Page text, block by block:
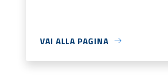
VAI ALLA PAGINA